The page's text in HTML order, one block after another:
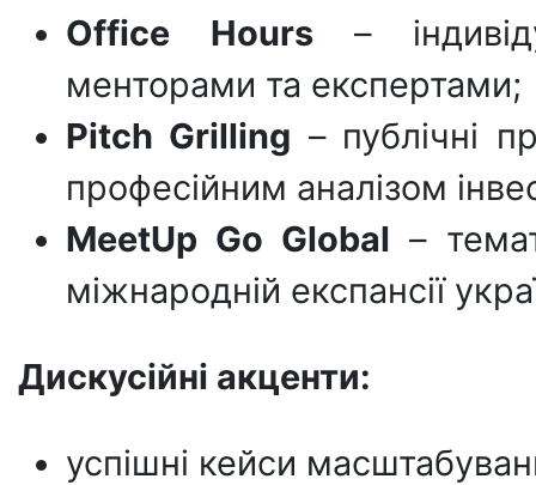
Office Hours–
менторами та експертами;
Pitch Grilling – публічні
професійним аналізом
MeetUp Go Global –
міжнародній експансії
Дискусійні акценти:
успішні кейси